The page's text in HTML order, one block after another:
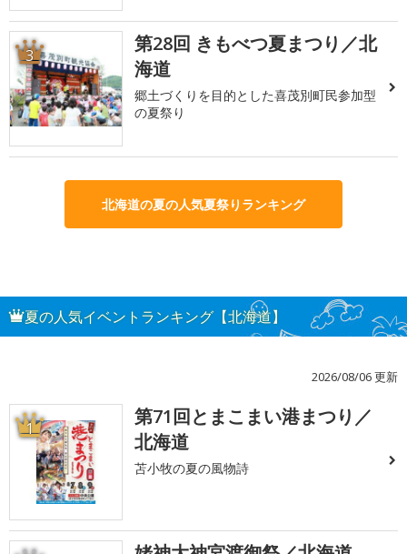
3
第28回 きもべつ夏まつり／北
海道
郷土づくりを目的とした喜茂別町民参加型
の夏祭り
北海道の夏の人気夏祭りランキング
夏の人気イベントランキング【北海道】
2026/08/06 更新
1
第71回とまこまい港まつり／
北海道
苫小牧の夏の風物詩